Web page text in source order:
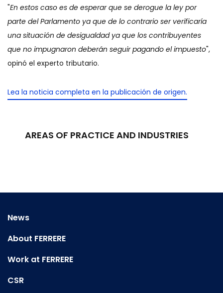
"En estos caso es de esperar que se derogue la ley por
parte del Parlamento ya que de lo contrario ser verificaría
una situación de desigualdad ya que los contribuyentes
que no impugnaron deberán seguir pagando el impuesto",
opinó el experto tributario.
Lea la noticia completa en la publicación de origen.
AREAS OF PRACTICE AND INDUSTRIES
News
About FERRERE
Work at FERRERE
CSR